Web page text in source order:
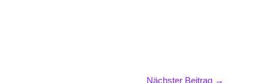
Nächster Beitrag →